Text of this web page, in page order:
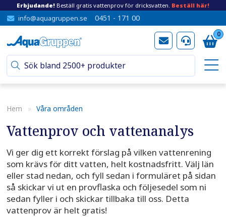
Erbjudande! Beställ gratis vattenprov för dricksvatten. Beställ här!
info@aquagruppen.se 0451 - 171 00
0
Hem » Våra områden
Vattenprov och vattenanalys
Vi ger dig ett korrekt förslag på vilken vattenrening
som krävs för ditt vatten, helt kostnadsfritt. Välj län
eller stad nedan, och fyll sedan i formuläret på sidan
så skickar vi ut en provflaska och följesedel som ni
sedan fyller i och skickar tillbaka till oss. Detta
vattenprov är helt gratis!